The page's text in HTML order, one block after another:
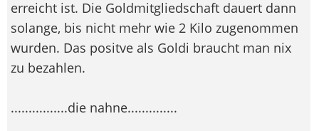
erreicht ist. Die Goldmitgliedschaft dauert dann
solange, bis nicht mehr wie 2 Kilo zugenommen
wurden. Das positve als Goldi braucht man nix
zu bezahlen.
................die nahne..............